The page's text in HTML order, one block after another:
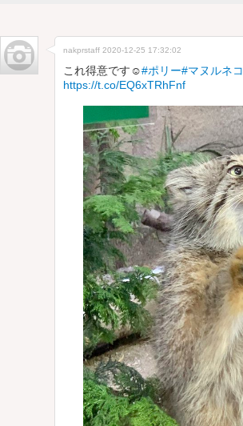
nakprstaff 2020-12-25 17:32:02
これ得意です☺️#ポリー#マヌルネコ
https://t.co/EQ6xTRhFnf